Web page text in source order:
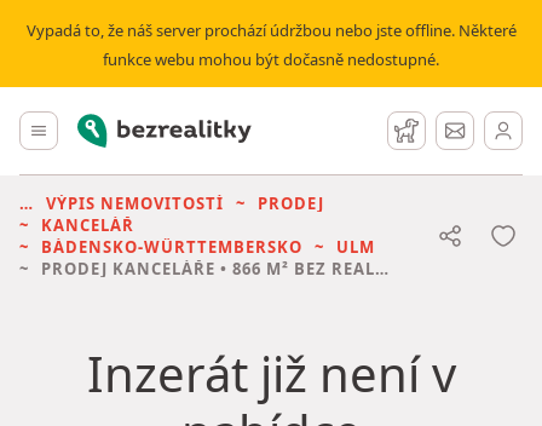
Vypadá to, že náš server prochází údržbou nebo jste offline. Některé
funkce webu mohou být dočasně nedostupné.
Hlavní menu
Bezrealitky Hlídací pes
Zprávy
VÝPIS NEMOVITOSTÍ
PRODEJ
KANCELÁŘ
BÁDENSKO-WÜRTTEMBERSKO
ULM
PRODEJ KANCELÁŘE • 866 M² BEZ REALITKY
Inzerát již není v